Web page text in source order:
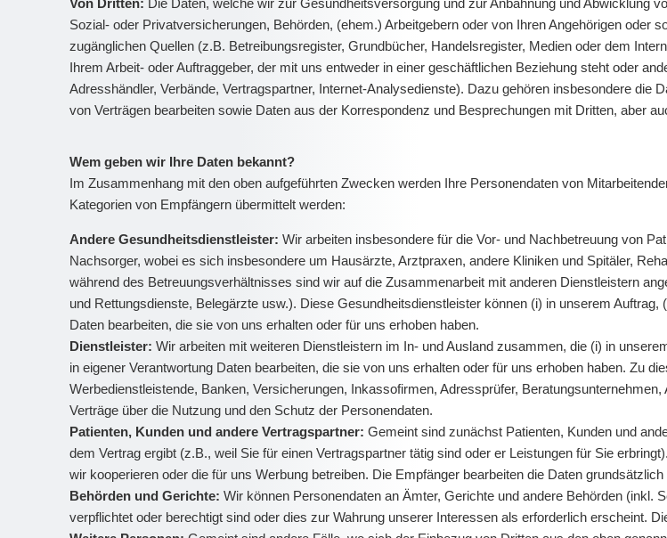
Sozial- oder Privatversicherungen, Behörden, (ehem.) Arbeitgebern oder von Ihren Angehörigen oder
zugänglichen Quellen (z.B. Betreibungsregister, Grundbücher, Handelsregister, Medien oder dem
Ihrem Arbeit- oder Auftraggeber, der mit uns entweder in einer geschäftlichen Beziehung steht oder
Adresshändler, Verbände, Vertragspartner, Internet-Analysedienste). Dazu gehören insbesondere die
von Verträgen bearbeiten sowie Daten aus der Korrespondenz und Besprechungen mit Dritten, aber
Wem geben wir Ihre Daten bekannt?
Im Zusammenhang mit den oben aufgeführten Zwecken werden Ihre Personendaten von
Kategorien von Empfängern übermittelt werden:
Andere Gesundheitsdienstleister: Wir arbeiten insbesondere für die Vor- und Nachbetreuung von
Nachsorger, wobei es sich insbesondere um Hausärzte, Arztpraxen, andere Kliniken und Spitäler,
während des Betreuungsverhältnisses sind wir auf die Zusammenarbeit mit anderen Dienstleistern
und Rettungsdienste, Belegärzte usw.). Diese Gesundheitsdienstleister können (i) in unserem
Daten bearbeiten, die sie von uns erhalten oder für uns erhoben haben.
Dienstleister: Wir arbeiten mit weiteren Dienstleistern im In- und Ausland zusammen, die (i) in
in eigener Verantwortung Daten bearbeiten, die sie von uns erhalten oder für uns erhoben haben. Zu
Werbedienstleistende, Banken, Versicherungen, Inkassofirmen, Adressprüfer,
Verträge über die Nutzung und den Schutz der Personendaten.
Patienten, Kunden und andere Vertragspartner: Gemeint sind zunächst Patienten, Kunden und
dem Vertrag ergibt (z.B., weil Sie für einen Vertragspartner tätig sind oder er Leistungen für Sie
wir kooperieren oder die für uns Werbung betreiben. Die Empfänger bearbeiten die Daten
Behörden und Gerichte: Wir können Personendaten an Ämter, Gerichte und andere Behörden
verpflichtet oder berechtigt sind oder dies zur Wahrung unserer Interessen als erforderlich erscheint.